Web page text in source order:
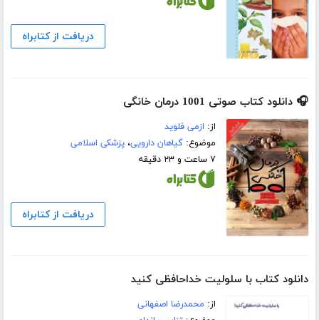
دریافت از کتابراه
🎧 دانلود کتاب صوتی 1001 درمان خانگی
از: ازمی فلوید
موضوع:گیاهان دارویی،پزشکی اسلامی
۷ ساعت و ۲۳ دقیقه
دریافت از کتابراه
دانلود کتاب با سلولیت خداحافظی کنید
از: محمدرضا اصفهانی